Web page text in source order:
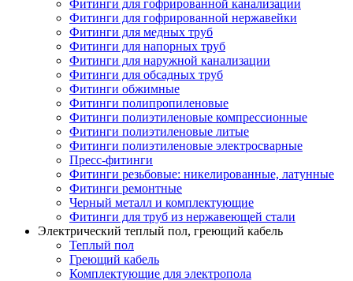
Фитинги для гофрированной канализации
Фитинги для гофрированной нержавейки
Фитинги для медных труб
Фитинги для напорных труб
Фитинги для наружной канализации
Фитинги для обсадных труб
Фитинги обжимные
Фитинги полипропиленовые
Фитинги полиэтиленовые компрессионные
Фитинги полиэтиленовые литые
Фитинги полиэтиленовые электросварные
Пресс-фитинги
Фитинги резьбовые: никелированные, латунные
Фитинги ремонтные
Черный металл и комплектующие
Фитинги для труб из нержавеющей стали
Электрический теплый пол, греющий кабель
Теплый пол
Греющий кабель
Комплектующие для электропола